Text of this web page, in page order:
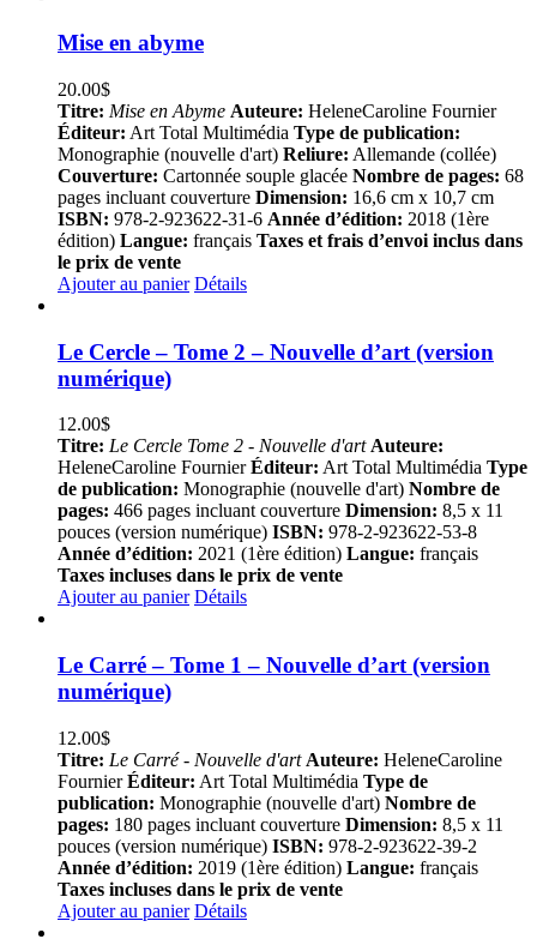
Mise en abyme
20.00$
Titre: Mise en Abyme Auteure: HeleneCaroline Fournier
Éditeur: Art Total Multimédia Type de publication:
Monographie (nouvelle d'art) Reliure: Allemande (collée)
Couverture: Cartonnée souple glacée Nombre de pages: 68
pages incluant couverture Dimension: 16,6 cm x 10,7 cm
ISBN: 978-2-923622-31-6 Année d’édition: 2018 (1ère
édition) Langue: français Taxes et frais d’envoi inclus dans
le prix de vente
Ajouter au panier Détails
Le Cercle – Tome 2 – Nouvelle d’art (version
numérique)
12.00$
Titre: Le Cercle Tome 2 - Nouvelle d'art Auteure:
HeleneCaroline FournierÉditeur: Art Total Multimédia Type
de publication: Monographie (nouvelle d'art) Nombre de
pages: 466 pages incluant couverture Dimension: 8,5 x 11
pouces (version numérique) ISBN: 978-2-923622-53-8
Année d’édition: 2021 (1ère édition) Langue: français
Taxes incluses dans le prix de vente
Ajouter au panier Détails
Le Carré – Tome 1 – Nouvelle d’art (version
numérique)
12.00$
Titre: Le Carré - Nouvelle d'art Auteure: HeleneCaroline
FournierÉditeur: Art Total Multimédia Type de
publication: Monographie (nouvelle d'art) Nombre de
pages: 180 pages incluant couverture Dimension: 8,5 x 11
pouces (version numérique) ISBN: 978-2-923622-39-2
Année d’édition: 2019 (1ère édition) Langue: français
Taxes incluses dans le prix de vente
Ajouter au panier Détails